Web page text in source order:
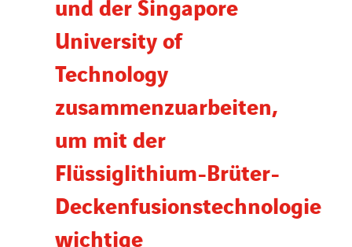
University of
Technology
zusammenzuarbeiten,
um mit der
Flüssiglithium-Brüter-
Deckenfusionstechnologie
wichtige